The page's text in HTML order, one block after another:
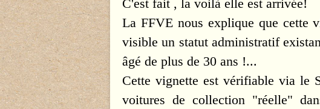
C'est fait , la voilà elle est arrivée!
La FFVE nous explique que cette
visible un statut administratif
âgé de plus de 30 ans !...
Cette vignette est vérifiable via le
voitures de collection "réelle"